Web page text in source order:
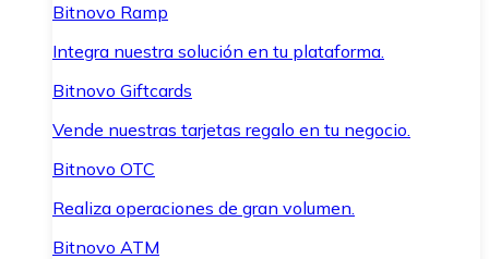
Bitnovo Ramp
Integra nuestra solución en tu plataforma.
Bitnovo Giftcards
Vende nuestras tarjetas regalo en tu negocio.
Bitnovo OTC
Realiza operaciones de gran volumen.
Bitnovo ATM